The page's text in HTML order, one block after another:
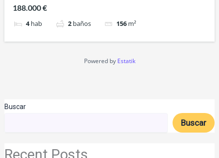
188.000 €
4 hab 2 baños 156 m²
Powered by Estatik
Buscar
Buscar
Recent Posts